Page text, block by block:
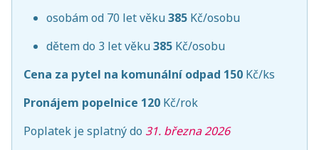
osobám od 70 let věku385 Kč/osobu
dětem do 3 let věku385 Kč/osobu
Cena za pytel na komunální odpad 150 Kč/ks
Pronájem popelnice 120 Kč/rok
Poplatek je splatný do 31. března 2026